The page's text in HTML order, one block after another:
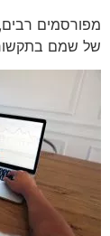
מפורסמים
של שמם